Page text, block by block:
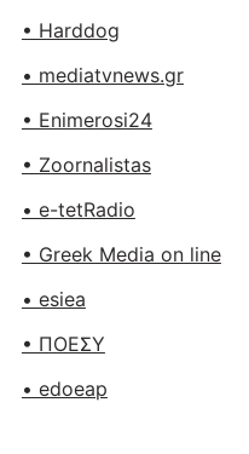
• Harddog
• mediatvnews.gr
• Enimerosi24
• Zoornalistas
• e-tetRadio
• Greek Media on line
• esiea
• ΠΟΕΣΥ
• edoeap